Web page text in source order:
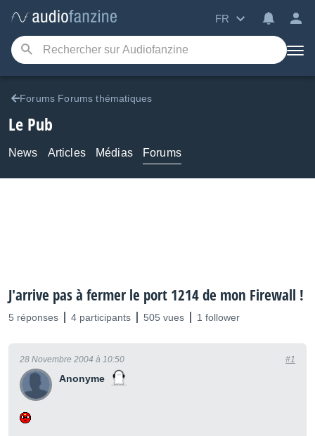
FR
Forums Forums thématiques
Le Pub
News Articles Médias Forums
J'arrive pas à fermer le port 1214 de mon Firewall !
5 réponses 4 participants 505 vues 1 follower
Anonyme
28 Novembre 2004 à 10:50 #1